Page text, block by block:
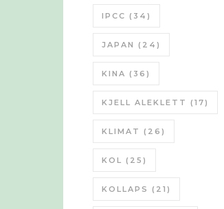
IPCC (34)
JAPAN (24)
KINA (36)
KJELL ALEKLETT (17)
KLIMAT (26)
KOL (25)
KOLLAPS (21)